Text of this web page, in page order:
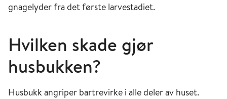
gnagelyder fra det første larvestadiet.
Hvilken skade gjør
husbukken?
Husbukk angriper bartrevirke i alle deler av huset.